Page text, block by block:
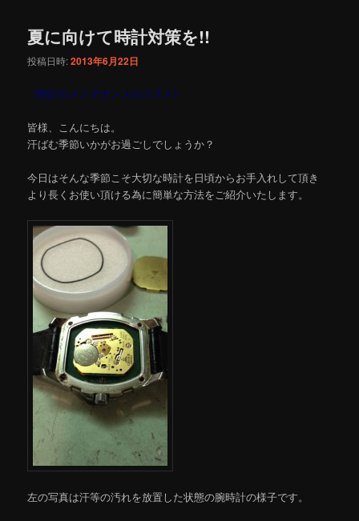
夏に向けて時計対策を!!
投稿日時:2013年6月22日
《時計のメンテナンスのススメ》
皆様、こんにちは。
汗ばむ季節いかがお過ごしでしょうか？
今日はそんな季節こそ大切な時計を日頃からお手入れして頂き
より長くお使い頂ける為に簡単な方法をご紹介いたします。
左の写真は汗等の汚れを放置した状態の腕時計の様子です。